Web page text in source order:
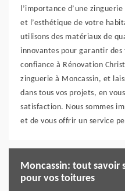
l’importance d’une
et l’esthétique de votre
utilisons des matériaux de
innovantes pour garantir
confiance à Rénovation
zinguerie à Moncassin, et
dans tous vos projets, en
satisfaction. Nous sommes
et de vous offrir un service
Moncassin: tout savoir
pour vos toitures